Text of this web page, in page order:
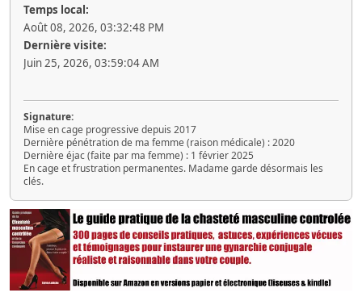
Temps local:
Août 08, 2026, 03:32:48 PM
Dernière visite:
Juin 25, 2026, 03:59:04 AM
Signature:
Mise en cage progressive depuis 2017
Dernière pénétration de ma femme (raison médicale) : 2020
Dernière éjac (faite par ma femme) : 1 février 2025
En cage et frustration permanentes. Madame garde désormais les
clés.